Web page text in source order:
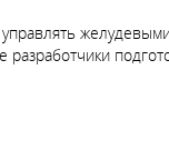
управлять